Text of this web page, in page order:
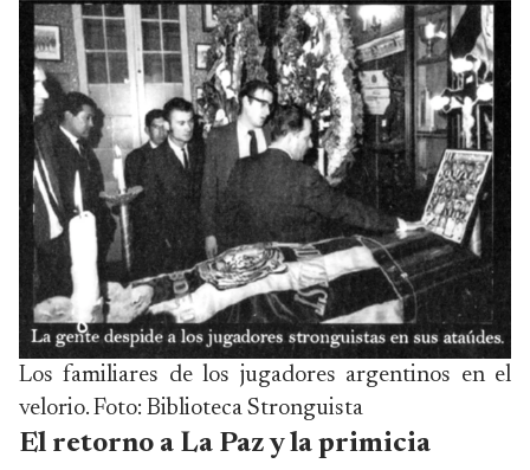
Los familiares de los jugadores argentinos en el
velorio. Foto: Biblioteca Stronguista
El retorno a La Paz y la primicia